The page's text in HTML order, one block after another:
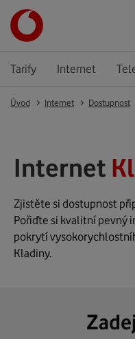
Tarify Internet
Úvod Internet Dostupnost
Internet
Zjistěte si dostupnost
Pořiďte si kvalitní pevný
pokrytí
Kladiny.